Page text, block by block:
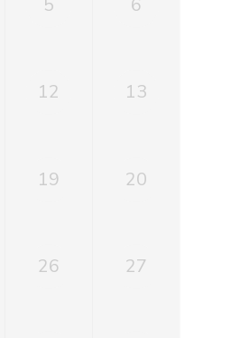
5 6
12 13
19 20
26 27